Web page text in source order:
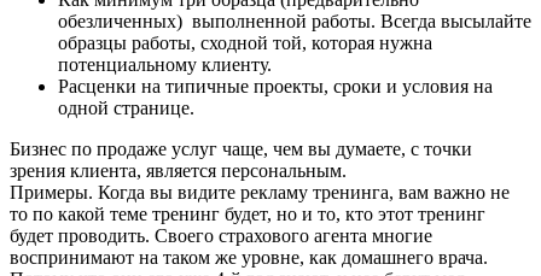
обезличенных) выполненной работы. Всегда высылайте
образцы работы, сходной той, которая нужна
потенциальному клиенту.
Расценки на типичные проекты, сроки и условия на
одной странице.
Бизнес по продаже услуг чаще, чем вы думаете, с точки
зрения клиента, является персональным.
Примеры. Когда вы видите рекламу тренинга, вам важно не
то по какой теме тренинг будет, но и то, кто этот тренинг
будет проводить. Своего страхового агента многие
воспринимают на таком же уровне, как домашнего врача.